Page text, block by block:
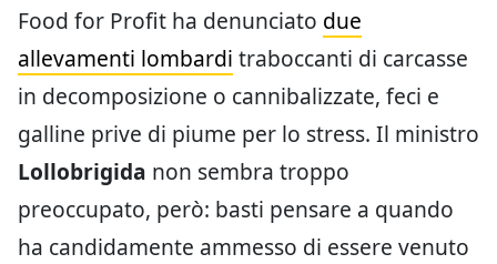
Food for Profit ha denunciato due
allevamenti lombardi traboccanti di carcasse
in decomposizione o cannibalizzate, feci e
galline prive di piume per lo stress. Il ministro
Lollobrigida non sembra troppo
preoccupato, però: basti pensare a quando
ha candidamente ammesso di essere venuto